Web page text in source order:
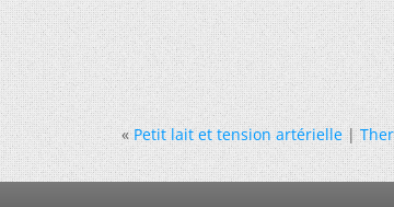
« Petit lait et tension artérielle|